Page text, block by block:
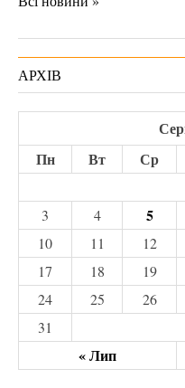
АРХІВ
Пн
Вт Ср
« Лип
3
4 5
10
11 12
17
18 19
24
25 26
31